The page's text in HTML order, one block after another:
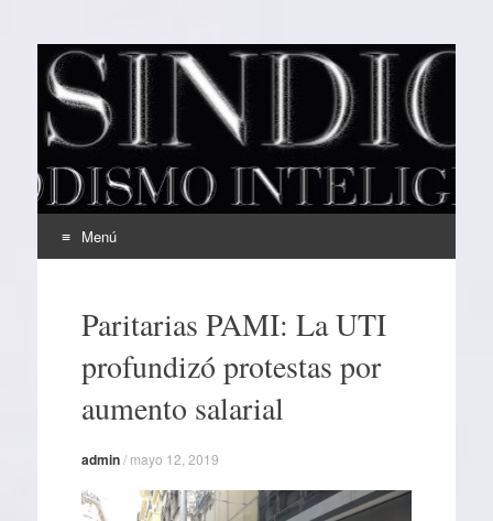
EL SINDICAL
Periodismo Inteligente
Menú
contenidoParitarias PAMI: La UTI
profundizó protestas por
aumento salarial
admin/ mayo 12, 2019